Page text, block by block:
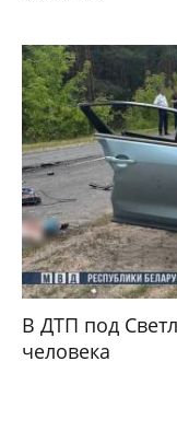
В ДТП под
человека